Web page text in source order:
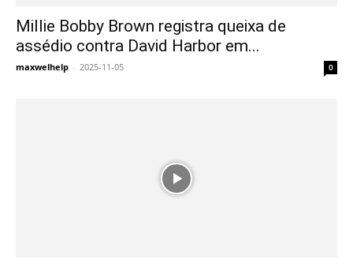
Millie Bobby Brown registra queixa de
assédio contra David Harbor em...
maxwelhelp - 2025-11-05 0